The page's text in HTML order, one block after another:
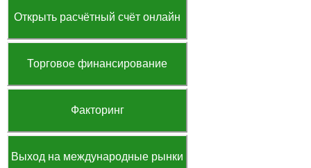
Открыть расчётный счёт онлайн
Торговое финансирование
Факторинг
Выход на международные рынки